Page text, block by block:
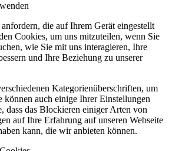
die auf Ihrem Gerät eingestellt
Cookies, um uns mitzuteilen, wenn Sie
wie Sie mit uns interagieren, Ihre
und Ihre Beziehung zu unserer
Kategorienüberschriften, um
können auch einige Ihrer Einstellungen
dass das Blockieren einiger Arten von
auf Ihre Erfahrung auf unseren Webseite
kann, die wir anbieten können.